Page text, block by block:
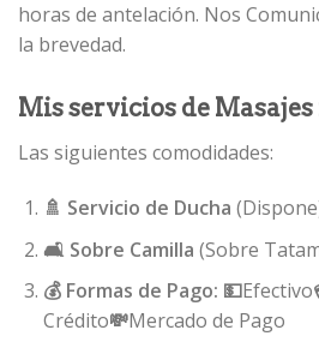
horas de antelación. Nos
la brevedad.
Mis servicios de
Las siguientes comodidades:
🚿 Servicio de Ducha
🛋️ Sobre Camilla (Sobre
💰 Formas de Pago: 💵Efectivo
Crédito💸Mercado de Pago